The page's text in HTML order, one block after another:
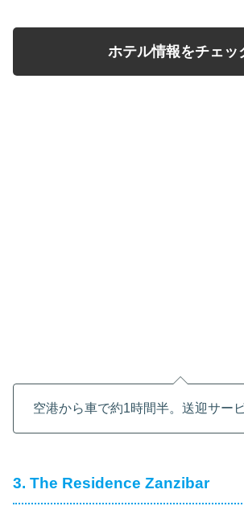
ホテル情報をチェッ
空港から車で約1時間半。送迎サー
3. The Residence Zanzibar